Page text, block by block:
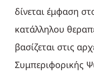
δίνεται έμφαση
κατάλληλου
βασίζεται στις
Συμπεριφορικής